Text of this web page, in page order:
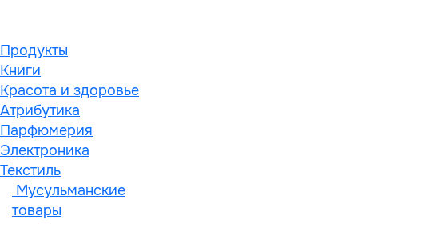
Продукты
Книги
Красота и здоровье
Атрибутика
Парфюмерия
Электроника
Текстиль
Мусульманские
товары